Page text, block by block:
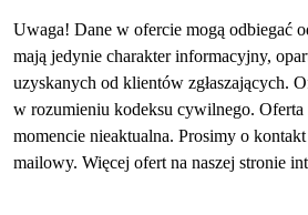
Uwaga! Dane w ofercie mogą odbiegać
mają jedynie charakter informacyjny,
uzyskanych od klientów zgłaszających.
w rozumieniu kodeksu cywilnego.
momencie nieaktualna. Prosimy o
mailowy. Więcej ofert na naszej stronie